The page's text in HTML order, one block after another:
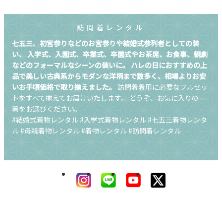
訪問着レンタル
七五三、初宮参りなどのお宮参りや結婚式参列者としての装
い、 入学式、入園式、卒業式、卒園式やお茶席、お食事、観劇
などのフォーマルなシーンの装いに。 ハレの日におすすめの上
品で美しい古典系からモダンな洋柄まで数多く、相場よりお安
いお手頃価格で取り揃えました。 訪問着着用に必要なフルセッ
トをすべて揃えてお届けいたします。
どうぞ、お気に入りの一
着をお選びください。
#結婚式着物レンタル #入学式着物レンタル #七五三着物レンタ
ル #母親着物レンタル #着物レンタル #訪問着レンタル